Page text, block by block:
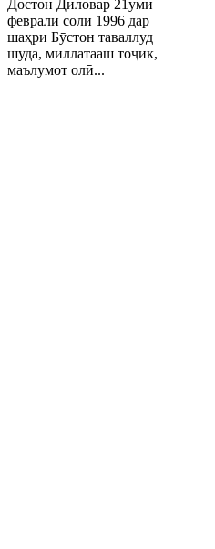
Достон Диловар 21уми
феврали соли 1996 дар
шаҳри Бӯстон таваллуд
шуда, миллатааш тоҷик,
маълумот олӣ...